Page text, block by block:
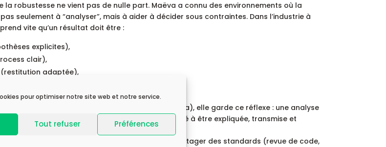
pour optimiser notre site web et notre service.
Tout refuser Préférences
la robustesse ne vient pas de nulle part. Maëva a connu des environnements où la
seulement à “analyser”, mais à aider à décider sous contraintes. Dans l’industrie à
vite qu’un résultat doit être :
explicites),
clair),
adaptée),
change de secteur (aéronautique puis santé/pharma), elle garde ce réflexe : une analyse
par son niveau technique, mais par sa capacité à être expliquée, transmise et
que la communauté compte : elle permet de partager des standards (revue de code,